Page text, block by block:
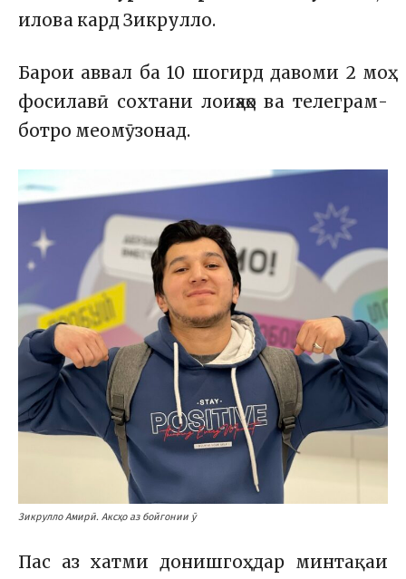
илова кард Зикрулло.
Барои аввал ба 10 шогирд давоми 2 моҳ
фосилавӣ сохтани лоиҳаҳо ва телеграм-
ботро меомӯзонад.
Зикрулло Амирӣ. Аксҳо аз бойгонии ӯ
Пас аз хатми донишгоҳ дар минтақаи